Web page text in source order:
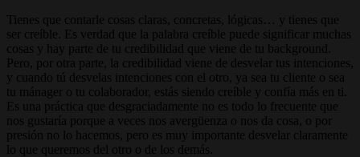
Tienes que contarle cosas claras, concretas, lógicas… y tienes que
ser creíble. Es verdad que la palabra creíble puede significar muchas
cosas y hay parte de tu credibilidad que viene de tu background.
Pero, por otra parte, la credibilidad viene de desvelar tus intenciones,
y cuando tú desvelas intenciones con el otro, ya sea tu cliente o sea
tu mánager o tu colaborador, estás siendo creíble y confía más en ti.
Es una práctica que desgraciadamente no es todo lo frecuente que
nos gustaría porque a veces nos avergüenza o nos da cosa, o por
presión no lo hacemos, pero es muy importante desvelar claramente
lo que queremos del otro o de los demás.